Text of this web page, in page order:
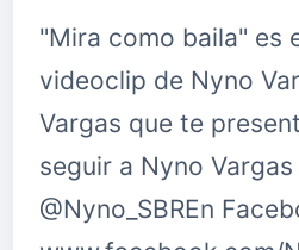
"Mira como baila" es
videoclip de Nyno
Vargas que te
seguir a Nyno
@Nyno_SBREn